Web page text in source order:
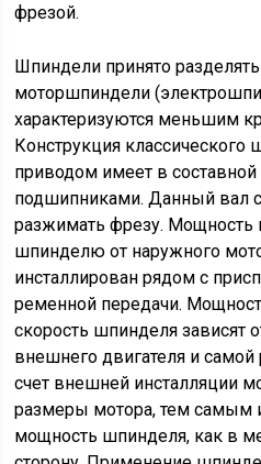
фрезой.
Шпиндели принято
моторшпиндели
характеризуются меньшим
Конструкция
приводом имеет в
подшипниками. Данный вал
разжимать фрезу. Мощность
шпинделю от наружного
инсталлирован рядом с
ременной передачи.
скорость шпинделя зависят
внешнего двигателя и
счет внешней инсталляции
размеры мотора, тем самым
мощность шпинделя, как в